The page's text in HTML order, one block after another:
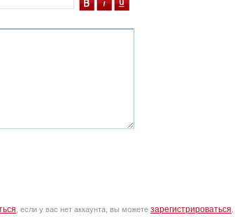
, если у вас нет аккаунта, вы можете зарегистрироваться